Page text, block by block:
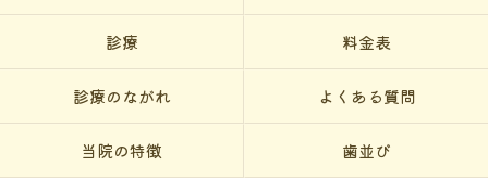
診療 料金表
診療のながれ よくある質問
当院の特徴 歯並び